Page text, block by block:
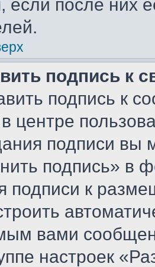
если после них
подпись к
подпись к
центре
подписи вы
подпись» в
подписи к
вами
настроек